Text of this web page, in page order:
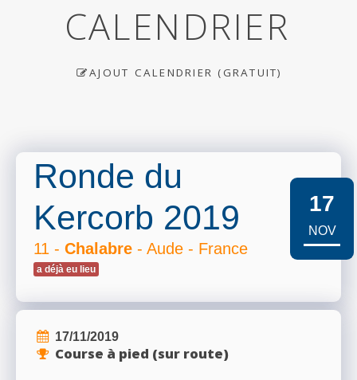
CALENDRIER
AJOUT CALENDRIER (GRATUIT)
Ronde du
Kercorb 2019
11 - Chalabre - Aude - France
a déjà eu lieu
17
NOV
17/11/2019
Course à pied (sur route)